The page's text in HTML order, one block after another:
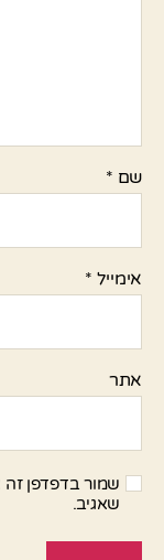
שם *
אימייל *
אתר
שמור בדפדפן
שאגיב.